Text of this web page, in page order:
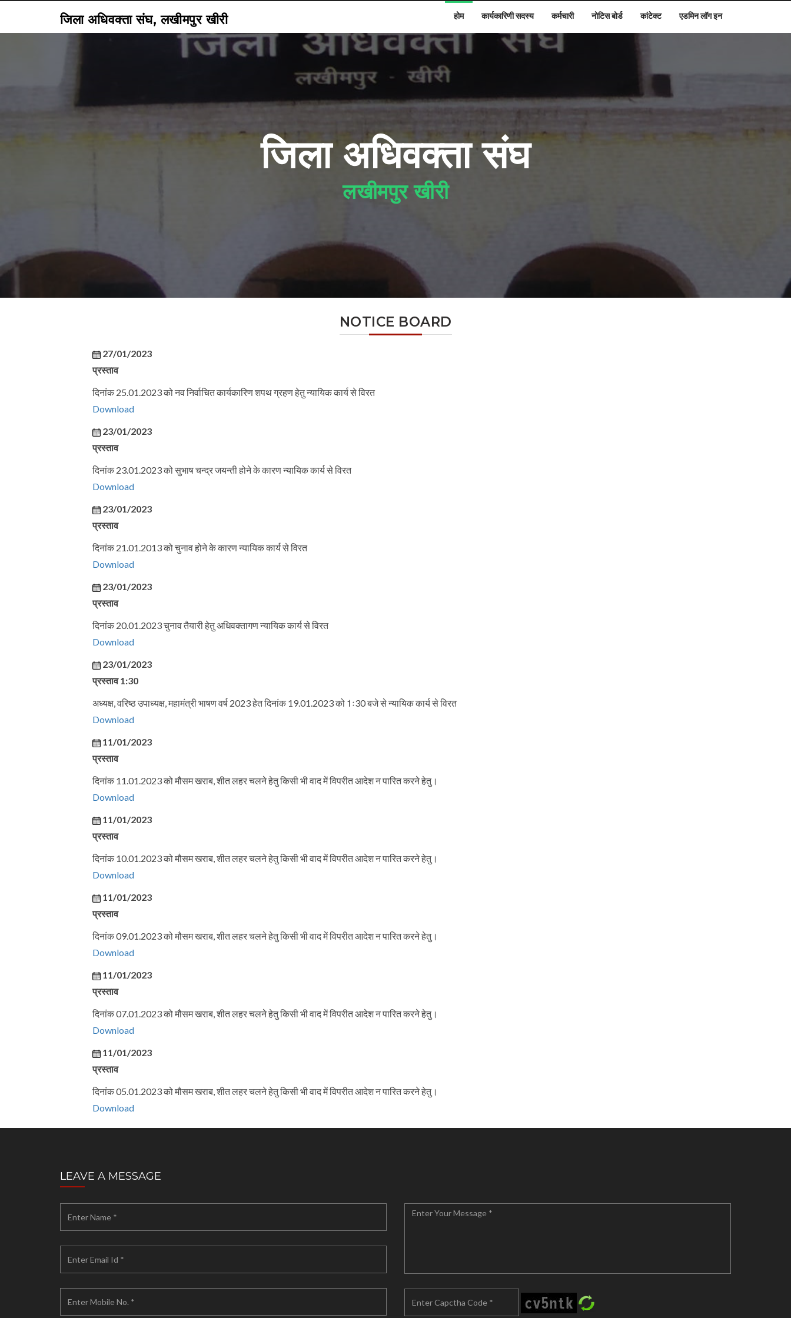
जिला अधिवक्ता संघ, लखीमपुर खीरी होम कार्यकारिणी सदस्य कर्मचारी नोटिस बोर्ड कांटेक्ट एडमिन लॉग इन
जिला अधिवक्ता संघ
लखीमपुर खीरी
NOTICE BOARD
27/01/2023
प्रस्ताव
दिनांक 25.01.2023 को नव निर्वाचित कार्यकारिण शपथ ग्रहण हेतु न्यायिक कार्य से विरत
Download
23/01/2023
प्रस्ताव
दिनांक 23.01.2023 को सुभाष चन्द्र जयन्ती होने के कारण न्यायिक कार्य से विरत
Download
23/01/2023
प्रस्ताव
दिनांक 21.01.2013 को चुनाव होने के कारण न्यायिक कार्य से विरत
Download
23/01/2023
प्रस्ताव
दिनांक 20.01.2023 चुनाव तैयारी हेतु अधिवक्तागण न्यायिक कार्य से विरत
Download
23/01/2023
प्रस्ताव 1:30
अध्यक्ष, वरिष्ठ उपाध्यक्ष, महामंत्री भाषण वर्ष 2023 हेत दिनांक 19.01.2023 को 1ः30 बजे से न्यायिक कार्य से विरत
Download
11/01/2023
प्रस्ताव
दिनांक 11.01.2023 को मौसम खराब, शीत लहर चलने हेतु किसी भी वाद में विपरीत आदेश न पारित करने हेतु।
Download
11/01/2023
प्रस्ताव
दिनांक 10.01.2023 को मौसम खराब, शीत लहर चलने हेतु किसी भी वाद में विपरीत आदेश न पारित करने हेतु।
Download
11/01/2023
प्रस्ताव
दिनांक 09.01.2023 को मौसम खराब, शीत लहर चलने हेतु किसी भी वाद में विपरीत आदेश न पारित करने हेतु।
Download
11/01/2023
प्रस्ताव
दिनांक 07.01.2023 को मौसम खराब, शीत लहर चलने हेतु किसी भी वाद में विपरीत आदेश न पारित करने हेतु।
Download
11/01/2023
प्रस्ताव
दिनांक 05.01.2023 को मौसम खराब, शीत लहर चलने हेतु किसी भी वाद में विपरीत आदेश न पारित करने हेतु।
Download
LEAVE A MESSAGE